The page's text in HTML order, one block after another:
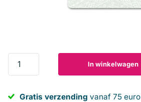
In winkelwagen
Gratis verzendingvanaf 75 euro